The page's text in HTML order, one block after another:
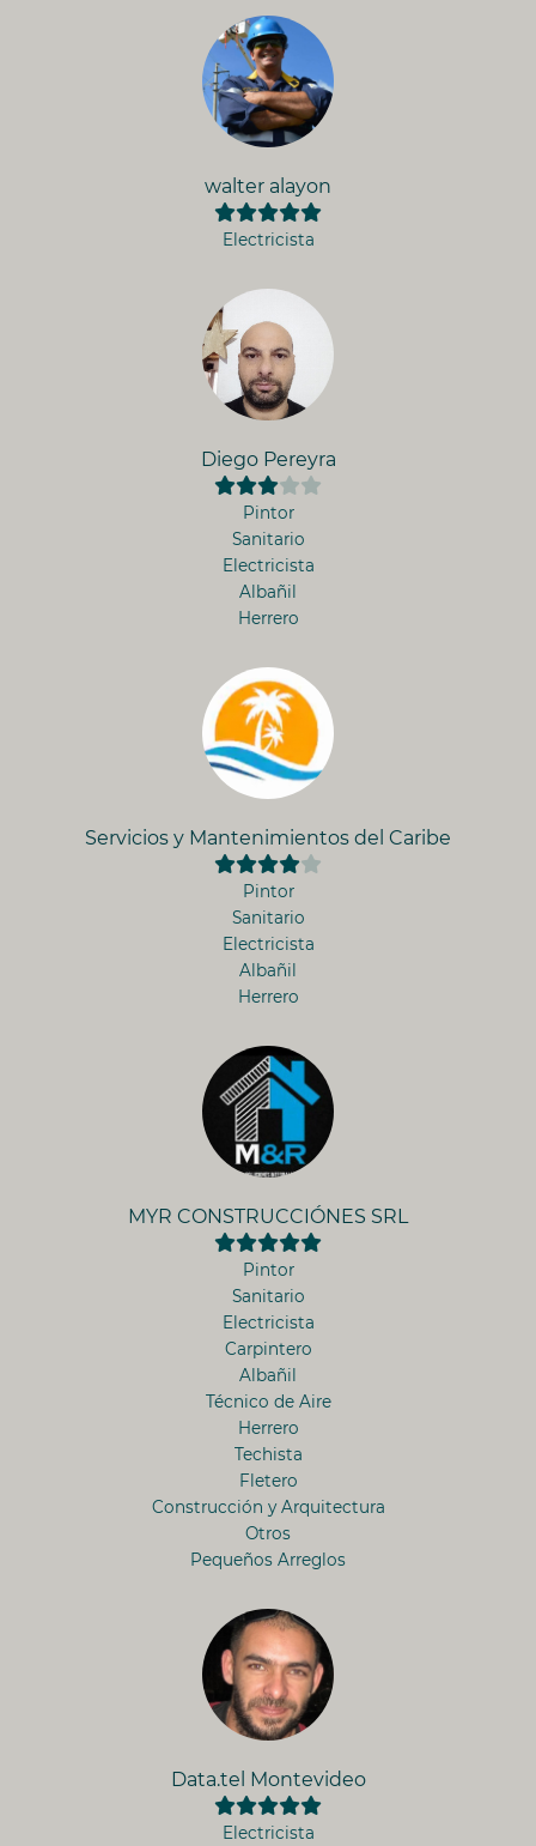
walter alayon
Electricista
Diego Pereyra
Pintor
Sanitario
Electricista
Albañil
Herrero
Servicios y Mantenimientos del Caribe
Pintor
Sanitario
Electricista
Albañil
Herrero
MYR CONSTRUCCIÓNES SRL
Pintor
Sanitario
Electricista
Carpintero
Albañil
Técnico de Aire
Herrero
Techista
Fletero
Construcción y Arquitectura
Otros
Pequeños Arreglos
Data.tel Montevideo
Electricista